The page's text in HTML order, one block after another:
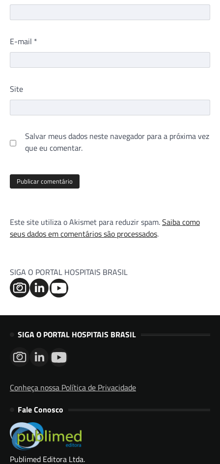
E-mail *
Site
Salvar meus dados neste navegador para a próxima vez
que eu comentar.
Este site utiliza o Akismet para reduzir spam.Saiba como
seus dados em comentários são processados.
SIGA O PORTAL HOSPITAIS BRASIL
SIGA O PORTAL HOSPITAIS BRASIL
Conheça nossa Política de Privacidade
Fale Conosco
Publimed Editora Ltda.